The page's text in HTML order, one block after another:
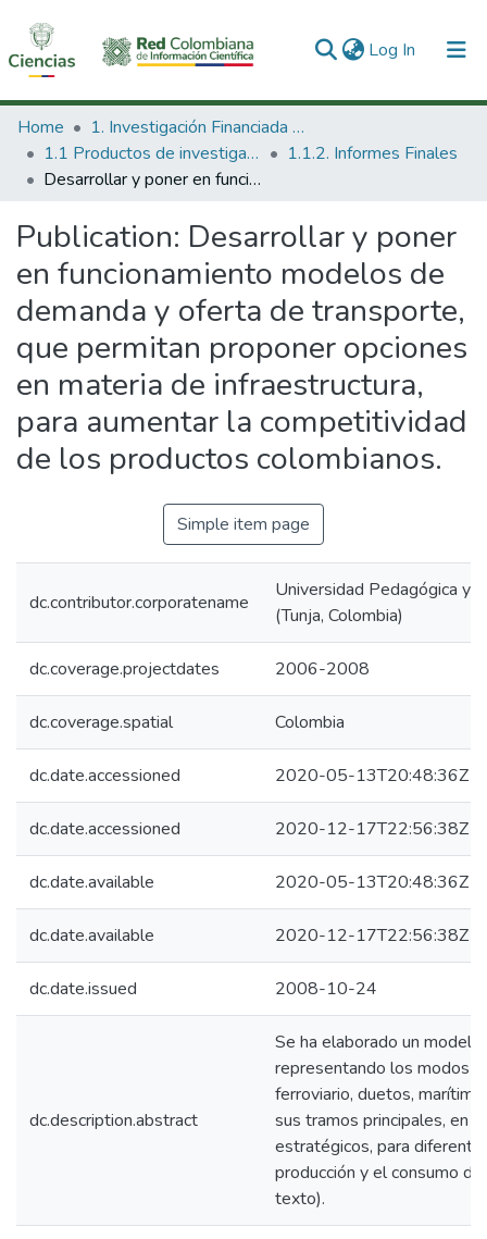
Log In (current)
Communities & Collections
All of DSpace
Home
1. Investigación Financiada con Recursos Públicos
1.1 Productos de investigación
1.1.2. Informes Finales
Desarrollar y poner en funcionamiento modelos de demanda y oferta de transporte, que permitan proponer opciones en materia de infraestructura, para aumentar la competitividad de los productos colombianos.
Publication: Desarrollar y poner
en funcionamiento modelos de
demanda y oferta de transporte,
que permitan proponer opciones
en materia de infraestructura,
para aumentar la competitividad
de los productos colombianos.
Simple item page
dc.contributor.corporatename
Universidad Pedagógica y
(Tunja, Colombia)
dc.coverage.projectdates 2006-2008
dc.coverage.spatial Colombia
dc.date.accessioned 2020-05-13T20:48:36Z
dc.date.accessioned 2020-12-17T22:56:38Z
dc.date.available 2020-05-13T20:48:36Z
dc.date.available 2020-12-17T22:56:38Z
dc.date.issued 2008-10-24
dc.description.abstract
Se ha elaborado un
representando los modos
ferroviario, duetos,
sus tramos principales, en
estratégicos, para
producción y el consumo
texto).